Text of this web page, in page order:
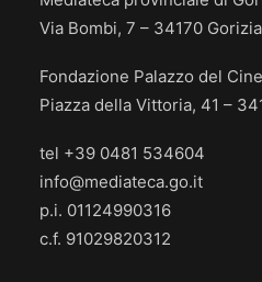
Via Bombi, 7 – 34170 Gorizia
Fondazione Palazzo del
Piazza della Vittoria, 41 –
tel +39 0481 534604
info@mediateca.go.it
p.i. 01124990316
c.f. 91029820312